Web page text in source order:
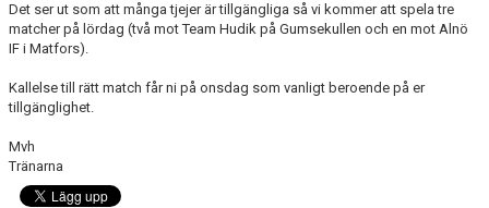
Det ser ut som att många tjejer är tillgängliga så vi kommer att spela tre
matcher på lördag (två mot Team Hudik på Gumsekullen och en mot Alnö
IF i Matfors).
Kallelse till rätt match får ni på onsdag som vanligt beroende på er
tillgänglighet.
Mvh
Tränarna